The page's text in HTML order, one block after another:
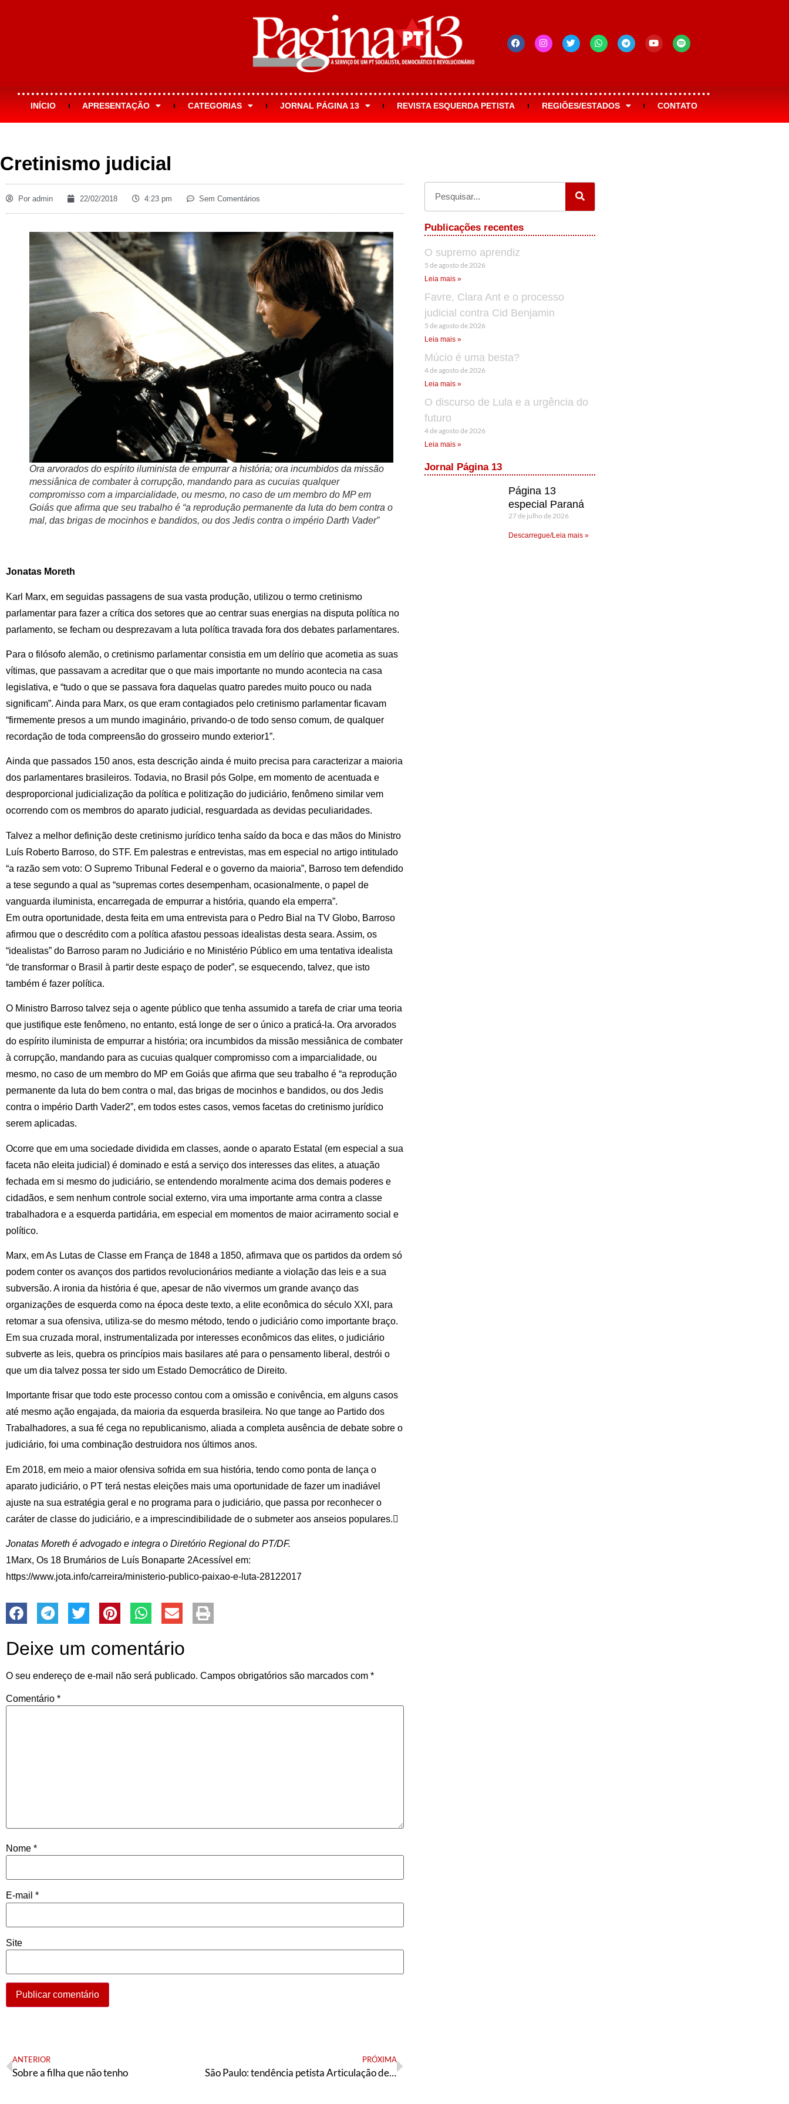
INÍCIO APRESENTAÇÃO CATEGORIAS JORNAL PÁGINA 13 REVISTA ESQUERDA PETISTA REGIÕES/ESTADOS CONTATO
Cretinismo judicial
Por admin 22/02/2018 4:23 pm Sem Comentários
Ora arvorados do espírito iluminista de empurrar a história; ora incumbidos da missão
messiânica de combater à corrupção, mandando para as cucuias qualquer
compromisso com a imparcialidade, ou mesmo, no caso de um membro do MP em
Goiás que afirma que seu trabalho é “a reprodução permanente da luta do bem contra o
mal, das brigas de mocinhos e bandidos, ou dos Jedis contra o império Darth Vader”
Jonatas Moreth
Karl Marx, em seguidas passagens de sua vasta produção, utilizou o termo cretinismo
parlamentar para fazer a crítica dos setores que ao centrar suas energias na disputa política no
parlamento, se fecham ou desprezavam a luta política travada fora dos debates parlamentares.
Para o filósofo alemão, o cretinismo parlamentar consistia em um delírio que acometia as suas
vítimas, que passavam a acreditar que o que mais importante no mundo acontecia na casa
legislativa, e “tudo o que se passava fora daquelas quatro paredes muito pouco ou nada
significam”. Ainda para Marx, os que eram contagiados pelo cretinismo parlamentar ficavam
“firmemente presos a um mundo imaginário, privando-o de todo senso comum, de qualquer
recordação de toda compreensão do grosseiro mundo exterior1”.
Ainda que passados 150 anos, esta descrição ainda é muito precisa para caracterizar a maioria
dos parlamentares brasileiros. Todavia, no Brasil pós Golpe, em momento de acentuada e
desproporcional judicialização da política e politização do judiciário, fenômeno similar vem
ocorrendo com os membros do aparato judicial, resguardada as devidas peculiaridades.
Talvez a melhor definição deste cretinismo jurídico tenha saído da boca e das mãos do Ministro
Luís Roberto Barroso, do STF. Em palestras e entrevistas, mas em especial no artigo intitulado
“a razão sem voto: O Supremo Tribunal Federal e o governo da maioria”, Barroso tem defendido
a tese segundo a qual as “supremas cortes desempenham, ocasionalmente, o papel de
vanguarda iluminista, encarregada de empurrar a história, quando ela emperra”.
Em outra oportunidade, desta feita em uma entrevista para o Pedro Bial na TV Globo, Barroso
afirmou que o descrédito com a política afastou pessoas idealistas desta seara. Assim, os
“idealistas” do Barroso param no Judiciário e no Ministério Público em uma tentativa idealista
“de transformar o Brasil à partir deste espaço de poder”, se esquecendo, talvez, que isto
também é fazer política.
O Ministro Barroso talvez seja o agente público que tenha assumido a tarefa de criar uma teoria
que justifique este fenômeno, no entanto, está longe de ser o único a praticá-la. Ora arvorados
do espírito iluminista de empurrar a história; ora incumbidos da missão messiânica de combater
à corrupção, mandando para as cucuias qualquer compromisso com a imparcialidade, ou
mesmo, no caso de um membro do MP em Goiás que afirma que seu trabalho é “a reprodução
permanente da luta do bem contra o mal, das brigas de mocinhos e bandidos, ou dos Jedis
contra o império Darth Vader2”, em todos estes casos, vemos facetas do cretinismo jurídico
serem aplicadas.
Ocorre que em uma sociedade dividida em classes, aonde o aparato Estatal (em especial a sua
faceta não eleita judicial) é dominado e está a serviço dos interesses das elites, a atuação
fechada em si mesmo do judiciário, se entendendo moralmente acima dos demais poderes e
cidadãos, e sem nenhum controle social externo, vira uma importante arma contra a classe
trabalhadora e a esquerda partidária, em especial em momentos de maior acirramento social e
político.
Marx, em As Lutas de Classe em França de 1848 a 1850, afirmava que os partidos da ordem só
podem conter os avanços dos partidos revolucionários mediante a violação das leis e a sua
subversão. A ironia da história é que, apesar de não vivermos um grande avanço das
organizações de esquerda como na época deste texto, a elite econômica do século XXI, para
retomar a sua ofensiva, utiliza-se do mesmo método, tendo o judiciário como importante braço.
Em sua cruzada moral, instrumentalizada por interesses econômicos das elites, o judiciário
subverte as leis, quebra os princípios mais basilares até para o pensamento liberal, destrói o
que um dia talvez possa ter sido um Estado Democrático de Direito.
Importante frisar que todo este processo contou com a omissão e conivência, em alguns casos
até mesmo ação engajada, da maioria da esquerda brasileira. No que tange ao Partido dos
Trabalhadores, a sua fé cega no republicanismo, aliada a completa ausência de debate sobre o
judiciário, foi uma combinação destruidora nos últimos anos.
Em 2018, em meio a maior ofensiva sofrida em sua história, tendo como ponta de lança o
aparato judiciário, o PT terá nestas eleições mais uma oportunidade de fazer um inadiável
ajuste na sua estratégia geral e no programa para o judiciário, que passa por reconhecer o
caráter de classe do judiciário, e a imprescindibilidade de o submeter aos anseios populares.
Jonatas Moreth é advogado e integra o Diretório Regional do PT/DF.
1Marx, Os 18 Brumários de Luís Bonaparte 2Acessível em:
https://www.jota.info/carreira/ministerio-publico-paixao-e-luta-28122017
Deixe um comentário
O seu endereço de e-mail não será publicado. Campos obrigatórios são marcados com *
Comentário *
Nome *
E-mail *
Site
ANTERIOR
Sobre a filha que não tenho
PRÓXIMA
São Paulo: tendência petista Articulação de Esquerda divulga resolução em defesa de prévias no PT
Publicações recentes
O supremo aprendiz
5 de agosto de 2026
Leia mais »
Favre, Clara Ant e o processo
judicial contra Cid Benjamin
5 de agosto de 2026
Leia mais »
Múcio é uma besta?
4 de agosto de 2026
Leia mais »
O discurso de Lula e a urgência do
futuro
4 de agosto de 2026
Leia mais »
Jornal Página 13
Página 13
especial Paraná
27 de julho de 2026
Descarregue/Leia mais »